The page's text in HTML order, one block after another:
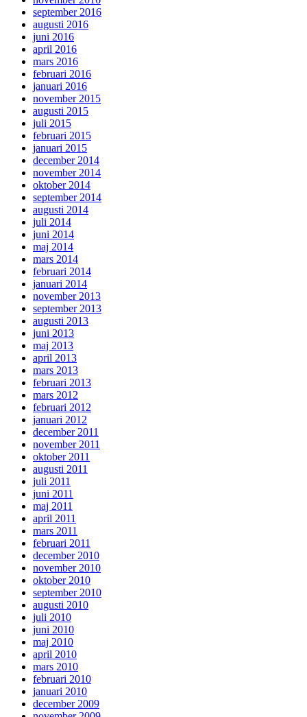
september 2016
augusti 2016
juni 2016
april 2016
mars 2016
februari 2016
januari 2016
november 2015
augusti 2015
juli 2015
februari 2015
januari 2015
december 2014
november 2014
oktober 2014
september 2014
augusti 2014
juli 2014
juni 2014
maj 2014
mars 2014
februari 2014
januari 2014
november 2013
september 2013
augusti 2013
juni 2013
maj 2013
april 2013
mars 2013
februari 2013
mars 2012
februari 2012
januari 2012
december 2011
november 2011
oktober 2011
augusti 2011
juli 2011
juni 2011
maj 2011
april 2011
mars 2011
februari 2011
december 2010
november 2010
oktober 2010
september 2010
augusti 2010
juli 2010
juni 2010
maj 2010
april 2010
mars 2010
februari 2010
januari 2010
december 2009